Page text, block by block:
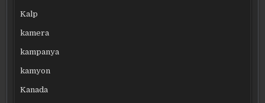
Kalp
kamera
kampanya
kamyon
Kanada